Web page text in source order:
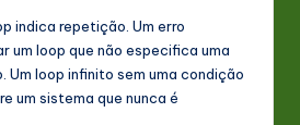
indica repetição. Um erro
um loop que não especifica uma
Um loop infinito sem uma condição
um sistema que nunca é